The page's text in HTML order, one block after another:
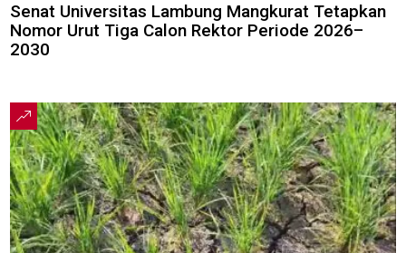
Senat Universitas Lambung Mangkurat Tetapkan
Nomor Urut Tiga Calon Rektor Periode 2026–
2030